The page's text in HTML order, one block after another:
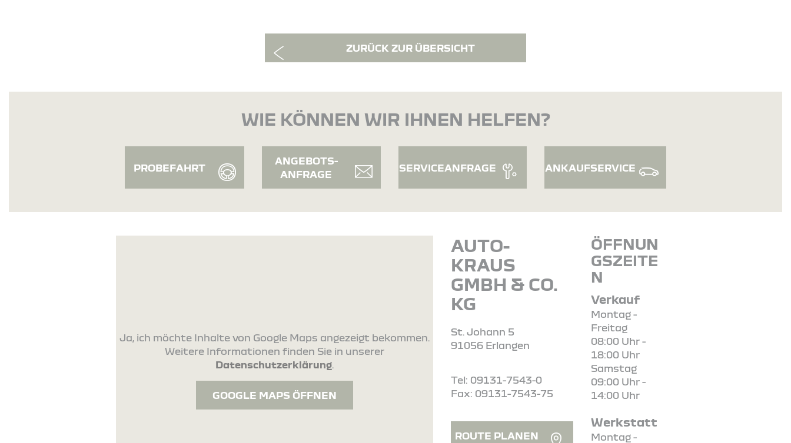
ZURÜCK ZUR ÜBERSICHT
WIE KÖNNEN WIR IHNEN HELFEN?
PROBEFAHRT
ANGEBOTS-
ANFRAGE
SERVICEANFRAGE ANKAUFSERVICE
Ja, ich möchte Inhalte von Google Maps angezeigt bekommen.
Weitere Informationen finden Sie in unserer
Datenschutzerklärung.
GOOGLE MAPS ÖFFNEN
AUTO-
KRAUS
GMBH & CO.
KG
St. Johann 5
91056 Erlangen
Tel: 09131-7543-0
Fax: 09131-7543-75
ROUTE PLANEN
ÖFFNUN
GSZEITE
N
Verkauf
Montag -
Freitag
08:00 Uhr -
18:00 Uhr
Samstag
09:00 Uhr -
14:00 Uhr
Werkstatt
Montag -